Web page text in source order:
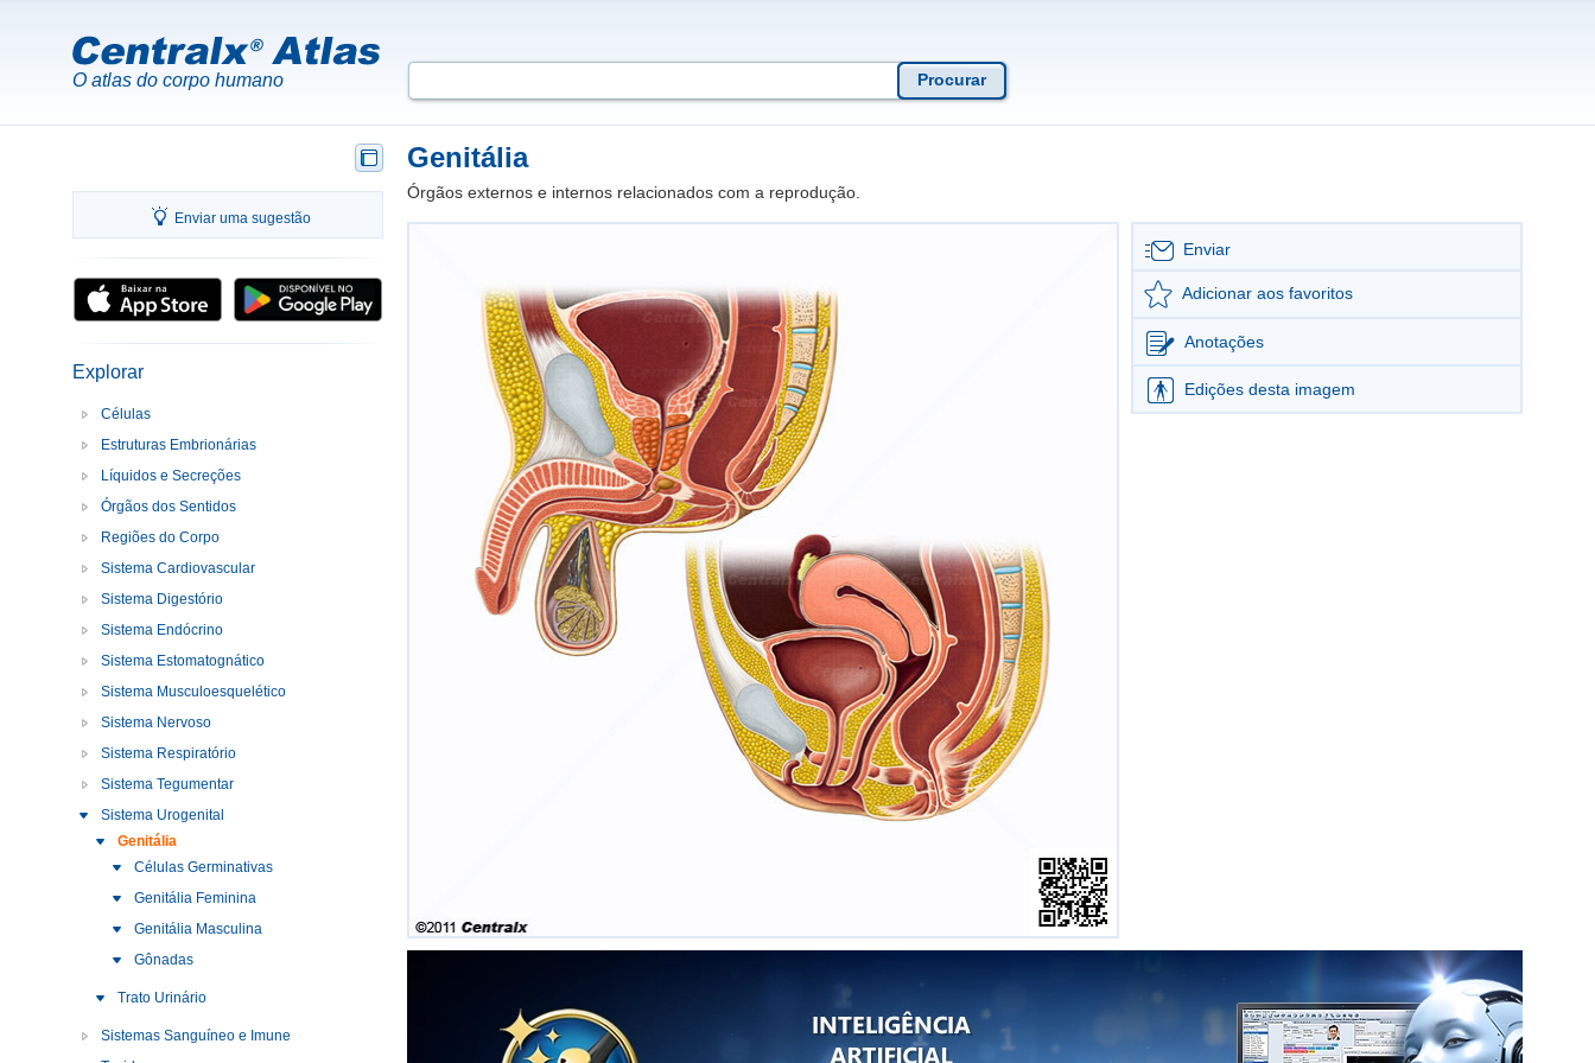
O atlas do corpo humano
Enviar uma sugestão
Explorar
Células
Estruturas Embrionárias
Líquidos e Secreções
Órgãos dos Sentidos
Regiões do Corpo
Sistema Cardiovascular
Sistema Digestório
Sistema Endócrino
Sistema Estomatognático
Sistema Musculoesquelético
Sistema Nervoso
Sistema Respiratório
Sistema Tegumentar
Sistema Urogenital
Genitália
Células Germinativas
Genitália Feminina
Genitália Masculina
Gônadas
Trato Urinário
Sistemas Sanguíneo e Imune
Genitália
Órgãos externos e internos relacionados com a reprodução.
Enviar
Adicionar aos favoritos
Anotações
Edições desta imagem